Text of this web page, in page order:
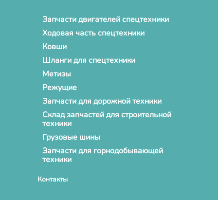
Запчасти двигателей спецтехники
Ходовая часть спецтехники
Ковши
Шланги для спецтехники
Метизы
Режущие
Запчасти для дорожной техники
Склад запчастей для строительной
техники
Грузовые шины
Запчасти для горнодобывающей
техники
Контакты